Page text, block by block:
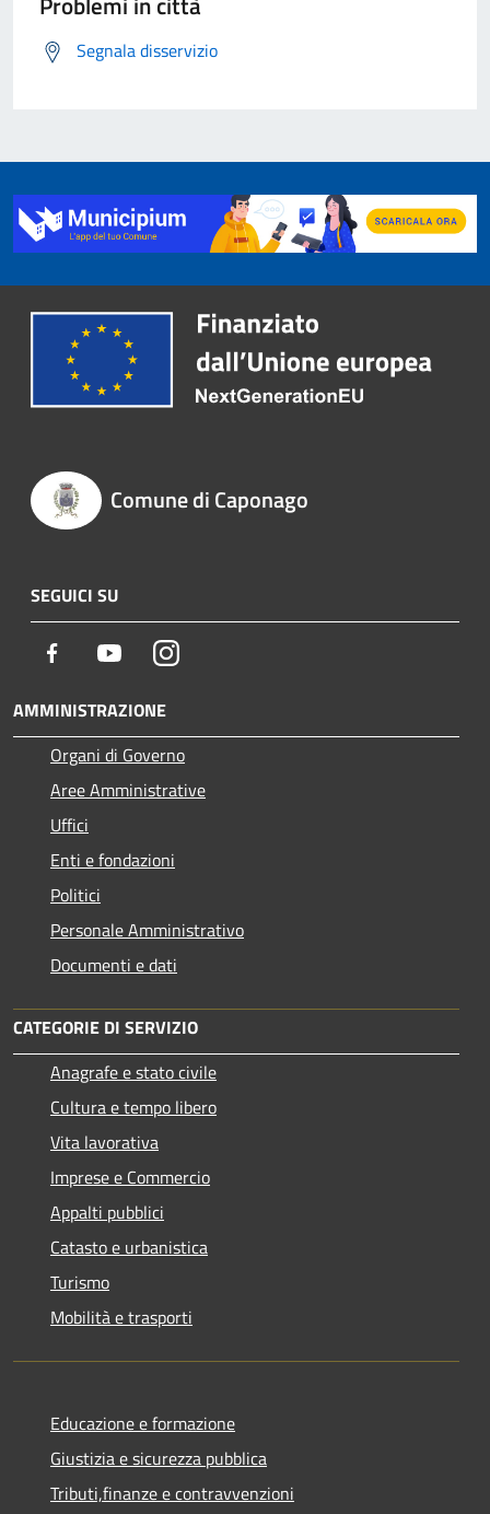
Segnala disservizio
Comune di Caponago
SEGUICI SU
Facebook YoutubeInstagram
AMMINISTRAZIONE
Organi di Governo
Aree Amministrative
Uffici
Enti e fondazioni
Politici
Personale Amministrativo
Documenti e dati
CATEGORIE DI SERVIZIO
Anagrafe e stato civile
Cultura e tempo libero
Vita lavorativa
Imprese e Commercio
Appalti pubblici
Catasto e urbanistica
Turismo
Mobilità e trasporti
Educazione e formazione
Giustizia e sicurezza pubblica
Tributi,finanze e contravvenzioni